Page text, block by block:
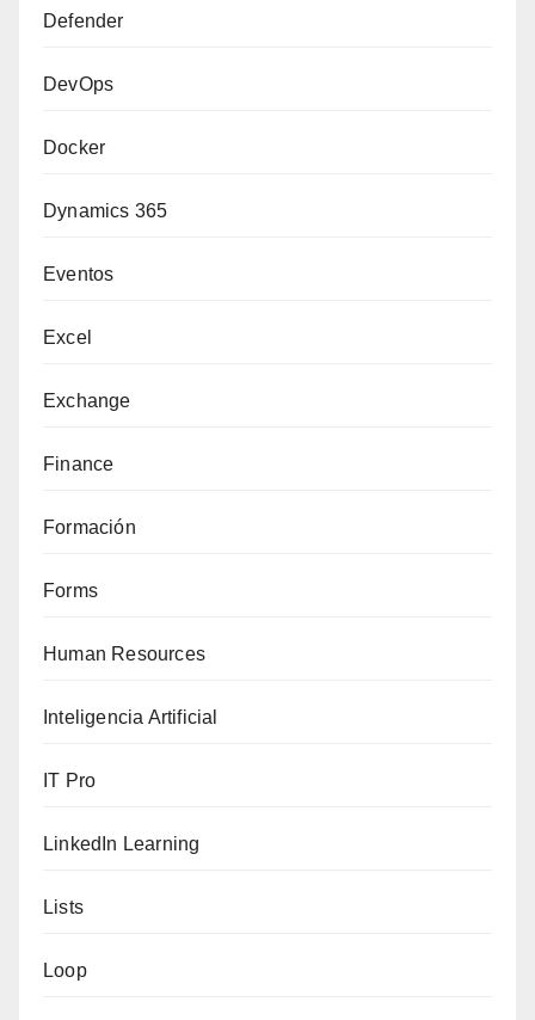
Defender
DevOps
Docker
Dynamics 365
Eventos
Excel
Exchange
Finance
Formación
Forms
Human Resources
Inteligencia Artificial
IT Pro
LinkedIn Learning
Lists
Loop